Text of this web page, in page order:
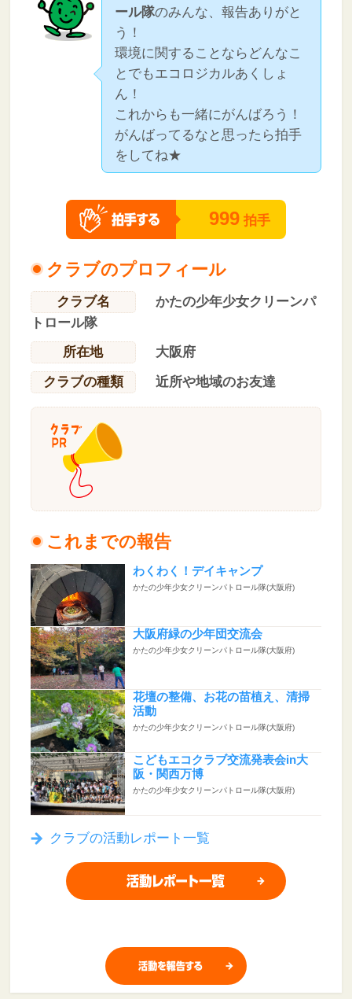
ール隊のみんな、報告ありがと
う！
環境に関することならどんなこ
とでもエコロジカルあくしょ
ん！
これからも一緒にがんばろう！
がんばってるなと思ったら拍手
をしてね★
999 拍手
クラブのプロフィール
クラブ名
かたの少年少女クリーンパ
トロール隊
所在地
大阪府
クラブの種類
近所や地域のお友達
これまでの報告
わくわく！デイキャンプ
かたの少年少女クリーンパトロール隊(大阪府)
大阪府緑の少年団交流会
かたの少年少女クリーンパトロール隊(大阪府)
花壇の整備、お花の苗植え、清掃
活動
かたの少年少女クリーンパトロール隊(大阪府)
こどもエコクラブ交流発表会in大
阪・関西万博
かたの少年少女クリーンパトロール隊(大阪府)
クラブの活動レポート一覧